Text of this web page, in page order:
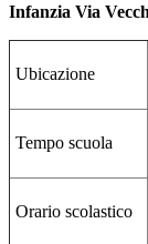
Infanzia Via
Ubicazione
Tempo scuola
Orario scolastico